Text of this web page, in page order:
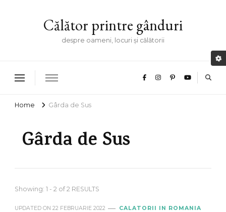
Călător printre gânduri
despre oameni, locuri și călătorii
Home Gârda de Sus
Gârda de Sus
Showing: 1 - 2 of 2 RESULTS
UPDATED ON 22 FEBRUARIE 2022 CALATORII IN ROMANIA